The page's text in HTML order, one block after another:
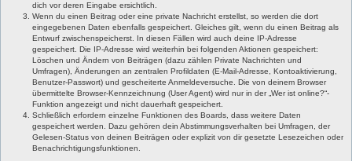
dich vor deren Eingabe ersichtlich.
Wenn du einen Beitrag oder eine private Nachricht erstellst, so werden die dort
eingegebenen Daten ebenfalls gespeichert. Gleiches gilt, wenn du einen Beitrag als
Entwurf zwischenspeicherst. In diesen Fällen wird auch deine IP-Adresse
gespeichert. Die IP-Adresse wird weiterhin bei folgenden Aktionen gespeichert:
Löschen und Ändern von Beiträgen (dazu zählen Private Nachrichten und
Umfragen), Änderungen an zentralen Profildaten (E-Mail-Adresse, Kontoaktivierung,
Benutzer-Passwort) und gescheiterte Anmeldeversuche. Die von deinem Browser
übermittelte Browser-Kennzeichnung (User Agent) wird nur in der „Wer ist online?“-
Funktion angezeigt und nicht dauerhaft gespeichert.
Schließlich erfordern einzelne Funktionen des Boards, dass weitere Daten
gespeichert werden. Dazu gehören dein Abstimmungsverhalten bei Umfragen, der
Gelesen-Status von deinen Beiträgen oder explizit von dir gesetzte Lesezeichen oder
Benachrichtigungsfunktionen.